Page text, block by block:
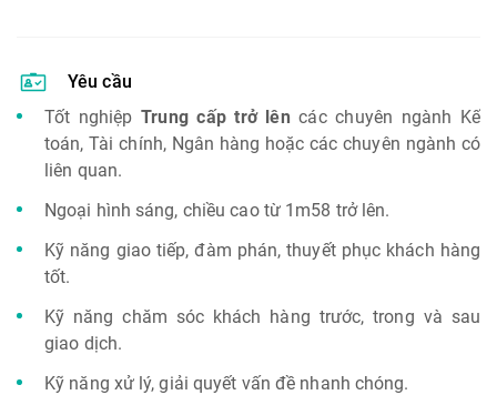
Yêu cầu
Tốt nghiệpTrung cấp trở lên các chuyên ngành Kế
toán, Tài chính, Ngân hàng hoặc các chuyên ngành có
liên quan.
Ngoại hình sáng, chiều cao từ 1m58 trở lên.
Kỹ năng giao tiếp, đàm phán, thuyết phục khách hàng
tốt.
Kỹ năng chăm sóc khách hàng trước, trong và sau
giao dịch.
Kỹ năng xử lý, giải quyết vấn đề nhanh chóng.